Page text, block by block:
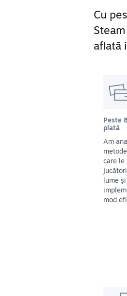
Cu
aflată
Peste
plată
Am
care le
lume
mod